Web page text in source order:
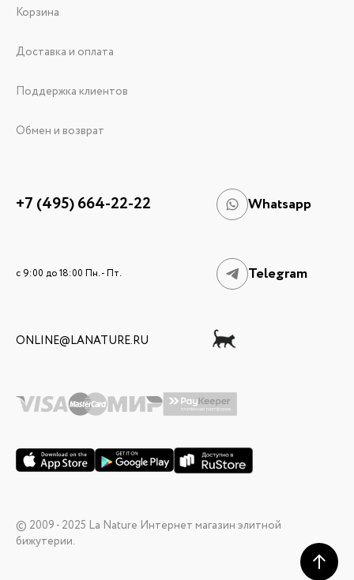
Корзина
Доставка и оплата
Поддержка клиентов
Обмен и возврат
+7 (495) 664-22-22 Whatsapp
c 9:00 до 18:00 Пн. - Пт. Telegram
ONLINE@LANATURE.RU
© 2009 - 2025 La Nature Интернет магазин элитной
бижутерии.